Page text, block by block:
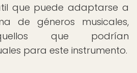
que puede adaptarse a
de géneros musicales,
que podrían
para este instrumento.